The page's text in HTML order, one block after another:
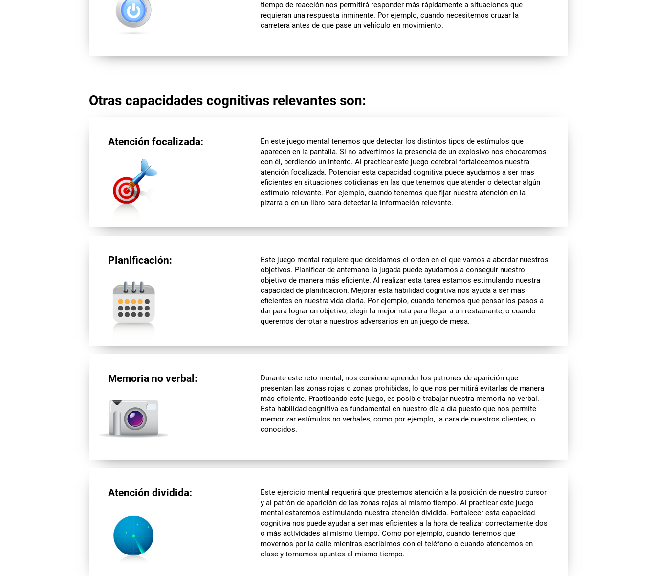
tiempo de reacción nos permitirá responder más rápidamente a situaciones que
requieran una respuesta inminente. Por ejemplo, cuando necesitemos cruzar la
carretera antes de que pase un vehículo en movimiento.
Otras capacidades cognitivas relevantes son:
Atención focalizada:
En este juego mental tenemos que detectar los distintos tipos de estímulos que
aparecen en la pantalla. Si no advertimos la presencia de un explosivo nos chocaremos
con él, perdiendo un intento. Al practicar este juego cerebral fortalecemos nuestra
atención focalizada. Potenciar esta capacidad cognitiva puede ayudarnos a ser mas
eficientes en situaciones cotidianas en las que tenemos que atender o detectar algún
estímulo relevante. Por ejemplo, cuando tenemos que fijar nuestra atención en la
pizarra o en un libro para detectar la información relevante.
Planificación:
Este juego mental requiere que decidamos el orden en el que vamos a abordar nuestros
objetivos. Planificar de antemano la jugada puede ayudarnos a conseguir nuestro
objetivo de manera más eficiente. Al realizar esta tarea estamos estimulando nuestra
capacidad de planificación. Mejorar esta habilidad cognitiva nos ayuda a ser mas
eficientes en nuestra vida diaria. Por ejemplo, cuando tenemos que pensar los pasos a
dar para lograr un objetivo, elegir la mejor ruta para llegar a un restaurante, o cuando
queremos derrotar a nuestros adversarios en un juego de mesa.
Memoria no verbal:
Durante este reto mental, nos conviene aprender los patrones de aparición que
presentan las zonas rojas o zonas prohibidas, lo que nos permitirá evitarlas de manera
más eficiente. Practicando este juego, es posible trabajar nuestra memoria no verbal.
Esta habilidad cognitiva es fundamental en nuestro día a día puesto que nos permite
memorizar estímulos no verbales, como por ejemplo, la cara de nuestros clientes, o
conocidos.
Atención dividida:
Este ejercicio mental requerirá que prestemos atención a la posición de nuestro cursor
y al patrón de aparición de las zonas rojas al mismo tiempo. Al practicar este juego
mental estaremos estimulando nuestra atención dividida. Fortalecer esta capacidad
cognitiva nos puede ayudar a ser mas eficientes a la hora de realizar correctamente dos
o más actividades al mismo tiempo. Como por ejemplo, cuando tenemos que
movernos por la calle mientras escribimos con el teléfono o cuando atendemos en
clase y tomamos apuntes al mismo tiempo.